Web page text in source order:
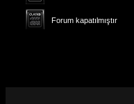
Forum kapatılmıştır